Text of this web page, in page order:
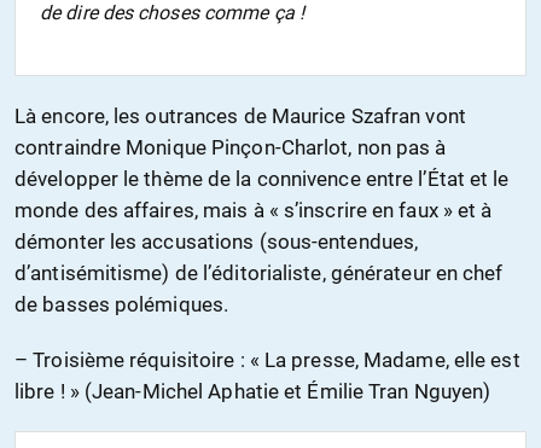
de dire des choses comme ça !
Là encore, les outrances de Maurice Szafran vont
contraindre Monique Pinçon-Charlot, non pas à
développer le thème de la connivence entre l’État et le
monde des affaires, mais à « s’inscrire en faux » et à
démonter les accusations (sous-entendues,
d’antisémitisme) de l’éditorialiste, générateur en chef
de basses polémiques.
– Troisième réquisitoire : « La presse, Madame, elle est
libre ! » (Jean-Michel Aphatie et Émilie Tran Nguyen)